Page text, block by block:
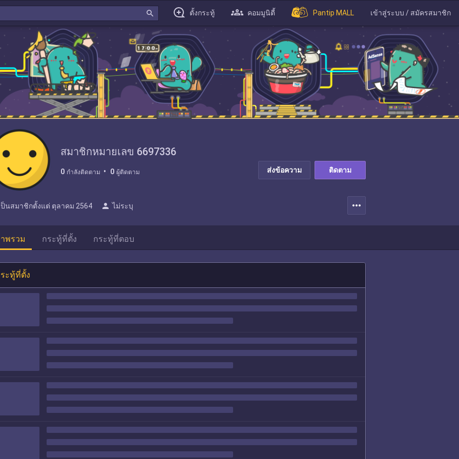
search ตั้งกระทู้ คอมมูนิตี้ Pantip MALL เข้าสู่ระบบ / สมัครสมาชิก
สมาชิกหมายเลข 6697336
0 กำลังติดตาม 0 ผู้ติดตาม ส่งข้อความ ติดตาม
ป็นสมาชิกตั้งแต่ ตุลาคม 2564 person ไม่ระบุ more_horiz
พรวม กระทู้ที่ตั้ง กระทู้ที่ตอบ
ะทู้ที่ตั้ง